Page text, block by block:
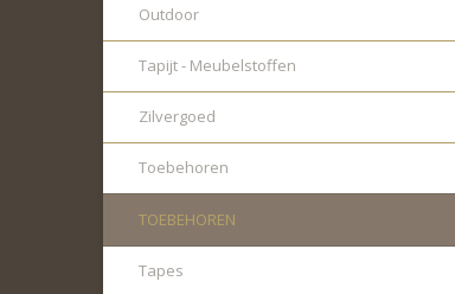
Outdoor
Tapijt - Meubelstoffen
Zilvergoed
Toebehoren
TOEBEHOREN
Tapes